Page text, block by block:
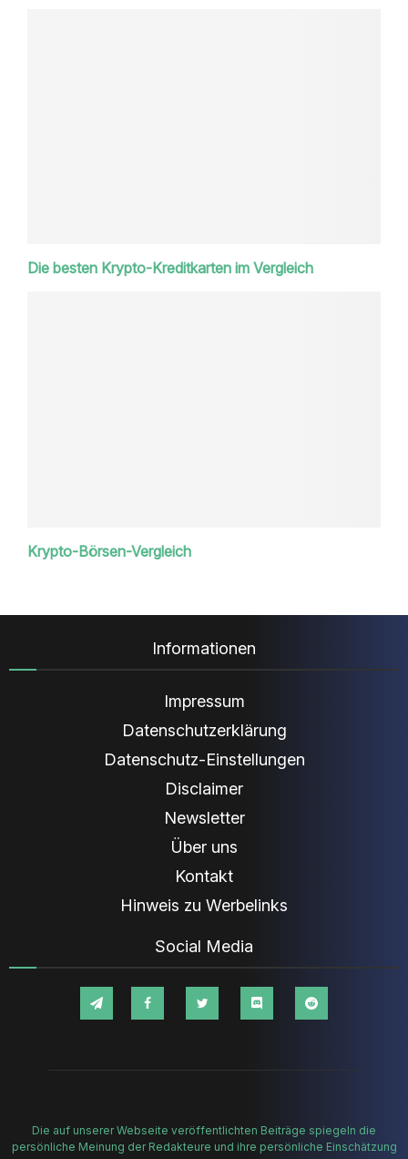
Die besten Krypto-Kreditkarten im Vergleich
Krypto-Börsen-Vergleich
Informationen
Impressum
Datenschutzerklärung
Datenschutz-Einstellungen
Disclaimer
Newsletter
Über uns
Kontakt
Hinweis zu Werbelinks
Social Media
Die auf unserer Webseite veröffentlichten Beiträge spiegeln die
persönliche Meinung der Redakteure und ihre persönliche Einschätzung